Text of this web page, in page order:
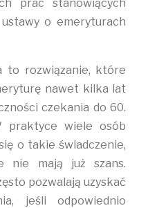
prac stanowiących
o emeryturach
to rozwiązanie, które
nawet kilka lat
czekania do 60.
praktyce wiele osób
o takie świadczenie,
nie mają już szans.
pozwalają uzyskać
jeśli odpowiednio